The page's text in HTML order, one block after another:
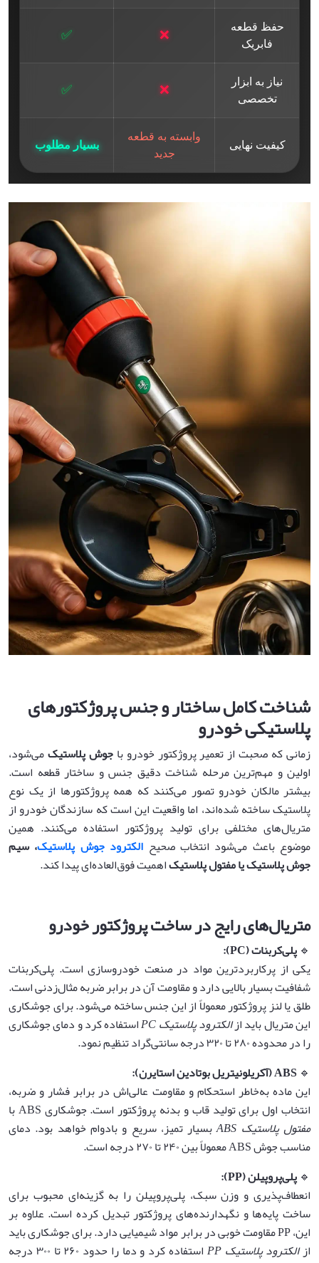
حفظ قطعه
فابریک
❌
✅
نیاز به ابزار
تخصصی
❌
✅
کیفیت نهایی
وابسته به قطعه
جدید
بسیار مطلوب
شناخت کامل ساختار و جنس پروژکتورهای
پلاستیکی خودرو
زمانی که صحبت از تعمیر پروژکتور خودرو باجوش پلاستیکمی‌شود،
اولین و مهم‌ترین مرحله شناخت دقیق جنس و ساختار قطعه است.
بیشتر مالکان خودرو تصور می‌کنند که همه پروژکتورها از یک نوع
پلاستیک ساخته شده‌اند، اما واقعیت این است که سازندگان خودرو از
متریال‌های مختلفی برای تولید پروژکتور استفاده می‌کنند. همین
موضوع باعث می‌شود انتخاب صحیح الکترود جوش پلاستیک، سیم
جوش پلاستیک یا مفتول پلاستیکاهمیت فوق‌العاده‌ای پیدا کند.
متریال‌های رایج در ساخت پروژکتور خودرو
🔹پلی‌کربنات(PC):
یکی از پرکاربردترین مواد در صنعت خودروسازی است. پلی‌کربنات
شفافیت بسیار بالایی دارد و مقاومت آن در برابر ضربه مثال‌زدنی است.
طلق یا لنز پروژکتور معمولاً از این جنس ساخته می‌شود. برای جوشکاری
این متریال باید ازالکترود پلاستیک
استفاده کرد و دمای جوشکاری
را در محدوده ۲۸۰ تا ۳۲۰ درجه سانتی‌گراد تنظیم نمود.
🔹
ABS ( آکریلونیتریل بوتادین استایرن):
این ماده به‌خاطر استحکام و مقاومت عالی‌اش در برابر فشار و ضربه،
انتخاب اول برای تولید قاب و بدنه پروژکتور است. جوشکاری ABS با
مفتول پلاستیک
بسیار تمیز، سریع و بادوام خواهد بود. دمای
مناسب جوش ABS معمولاً بین ۲۴۰ تا ۲۷۰ درجه است.
🔹پلی‌پروپیلن(PP):
انعطاف‌پذیری و وزن سبک، پلی‌پروپیلن را به گزینه‌ای محبوب برای
ساخت پایه‌ها و نگهدارنده‌های پروژکتور تبدیل کرده است. علاوه بر
این، PP مقاومت خوبی در برابر مواد شیمیایی دارد. برای جوشکاری باید
ازالکترود پلاستیکPP
استفاده کرد و دما را حدود ۲۶۰ تا ۳۰۰ درجه